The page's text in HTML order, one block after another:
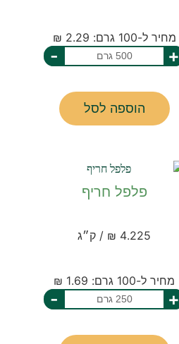
מחיר ל-100 גרם: 2.29 ₪
+
-
הוספה לסל
פלפל חריף
4.225 ₪ / ק״ג
מחיר ל-100 גרם: 1.69 ₪
+
-